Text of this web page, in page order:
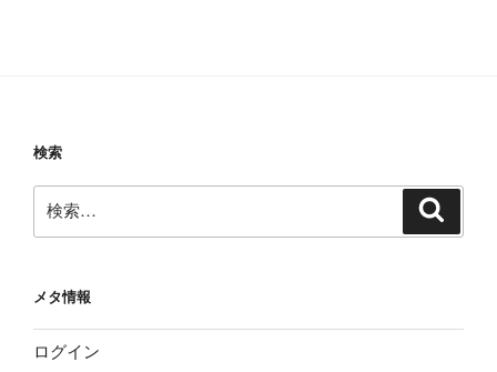
検索
索:
メタ情報
ログイン